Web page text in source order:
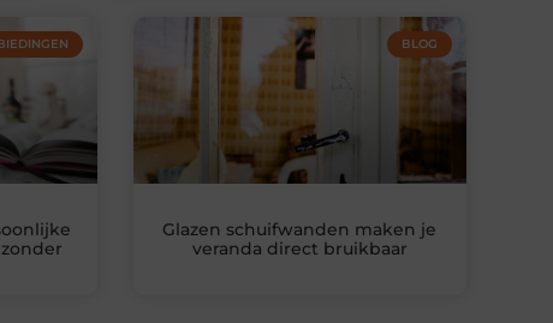
BLOG
Glazen schuifwanden maken je
veranda direct bruikbaar